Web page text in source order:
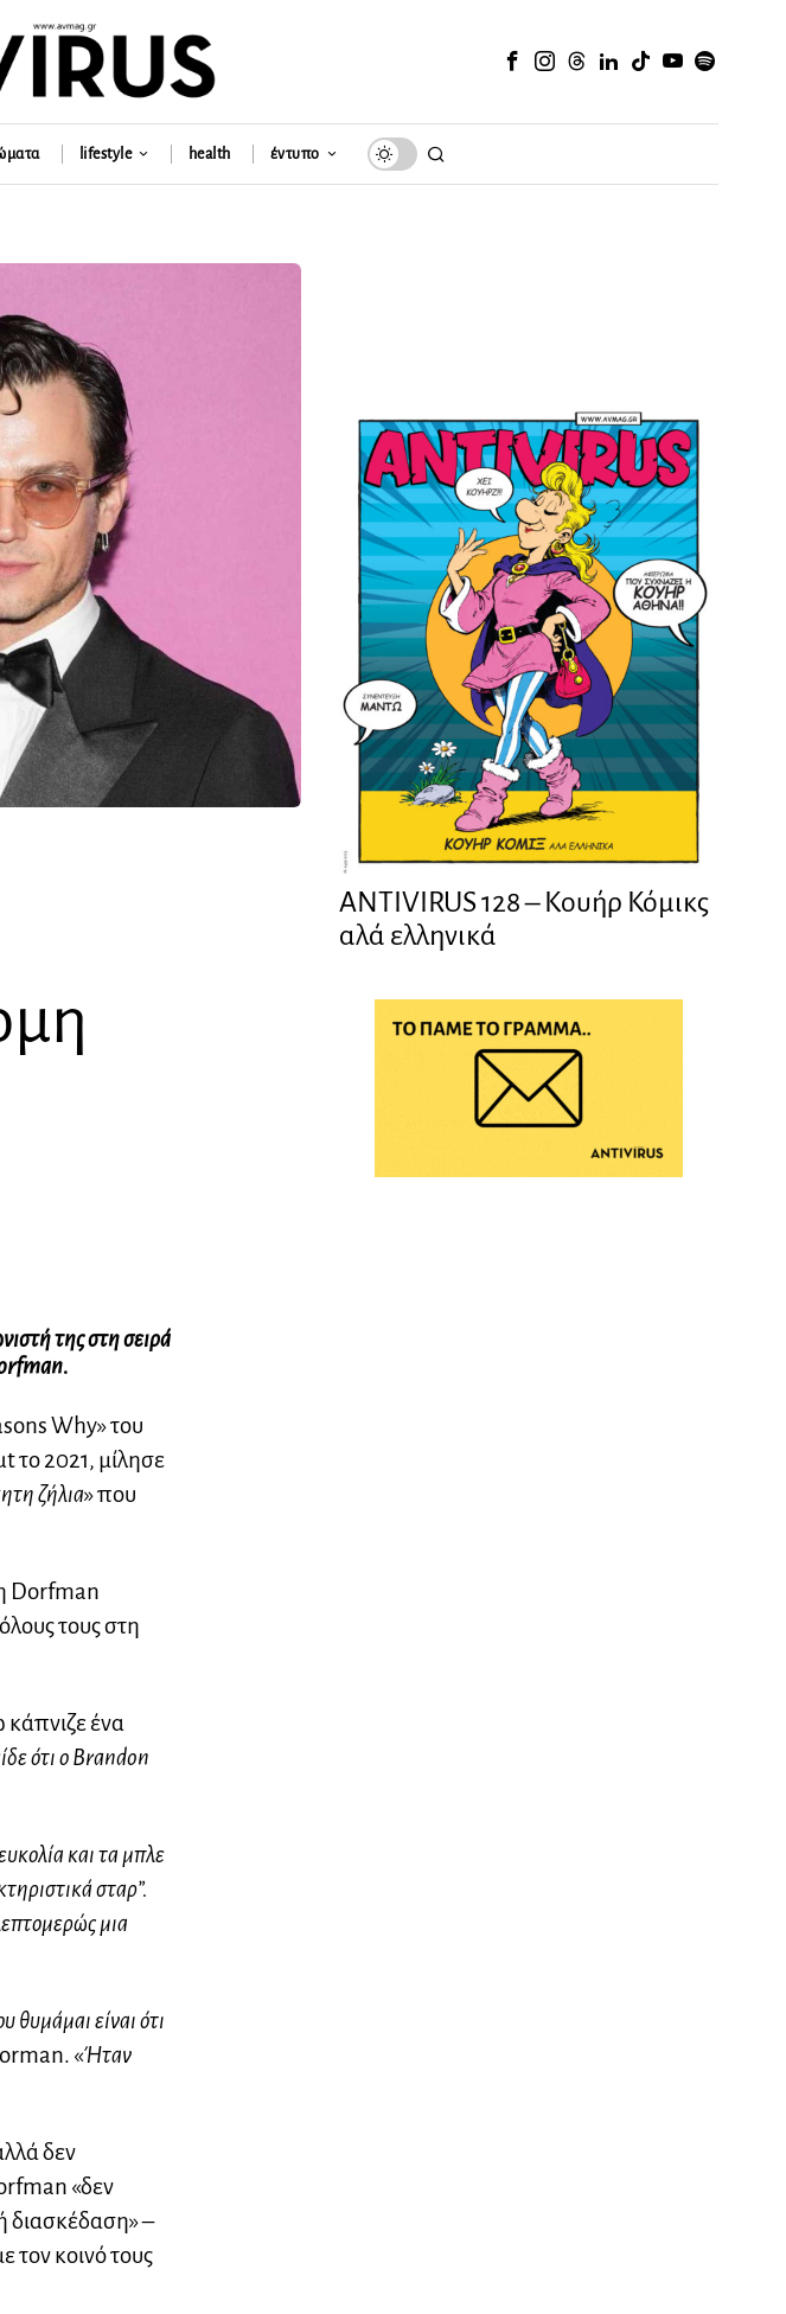
lifestyle health έντυπο
της στη σειρά
Why» του
το 2021, μίλησε
ζήλια» που
Dorfman
τους στη
κάπνιζε ένα
ότι ο Brandon
και τα μπλε
σταρ”.
μια
θυμάμαι είναι ότι
«Ήταν
δεν
«δεν
διασκέδαση» –
τον κοινό τους
ANTIVIRUS 128 – Kουήρ Κόμικς
αλά ελληνικά